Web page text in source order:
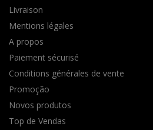
Livraison
Mentions légales
A propos
Paiement sécurisé
Conditions générales de vente
Promoção
Novos produtos
Top de Vendas